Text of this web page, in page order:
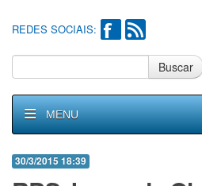
REDES SOCIAIS:
Buscar
MENU
30/3/2015 18:39